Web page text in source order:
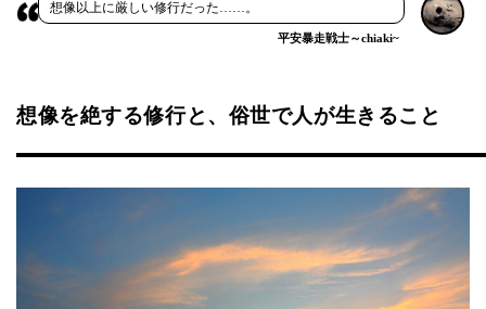
想像以上に厳しい修行だった……。
平安暴走戦士～chiaki~
想像を絶する修行と、俗世で人が生きること